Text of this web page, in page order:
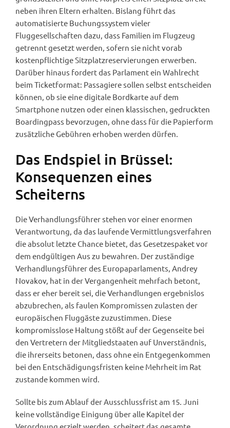
neben ihren Eltern erhalten. Bislang führt das
automatisierte Buchungssystem vieler
Fluggesellschaften dazu, dass Familien im Flugzeug
getrennt gesetzt werden, sofern sie nicht vorab
kostenpflichtige Sitzplatzreservierungen erwerben.
Darüber hinaus fordert das Parlament ein Wahlrecht
beim Ticketformat: Passagiere sollen selbst entscheiden
können, ob sie eine digitale Bordkarte auf dem
Smartphone nutzen oder einen klassischen, gedruckten
Boardingpass bevorzugen, ohne dass für die Papierform
zusätzliche Gebühren erhoben werden dürfen.
Das Endspiel in Brüssel:
Konsequenzen eines
Scheiterns
Die Verhandlungsführer stehen vor einer enormen
Verantwortung, da das laufende Vermittlungsverfahren
die absolut letzte Chance bietet, das Gesetzespaket vor
dem endgültigen Aus zu bewahren. Der zuständige
Verhandlungsführer des Europaparlaments, Andrey
Novakov, hat in der Vergangenheit mehrfach betont,
dass er eher bereit sei, die Verhandlungen ergebnislos
abzubrechen, als faulen Kompromissen zulasten der
europäischen Fluggäste zuzustimmen. Diese
kompromisslose Haltung stößt auf der Gegenseite bei
den Vertretern der Mitgliedstaaten auf Unverständnis,
die ihrerseits betonen, dass ohne ein Entgegenkommen
bei den Entschädigungsfristen keine Mehrheit im Rat
zustande kommen wird.
Sollte bis zum Ablauf der Ausschlussfrist am 15. Juni
keine vollständige Einigung über alle Kapitel der